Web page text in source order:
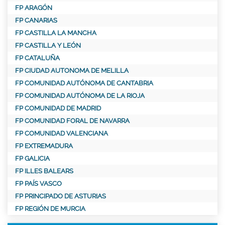
FP ARAGÓN
FP CANARIAS
FP CASTILLA LA MANCHA
FP CASTILLA Y LEÓN
FP CATALUÑA
FP CIUDAD AUTONOMA DE MELILLA
FP COMUNIDAD AUTÓNOMA DE CANTABRIA
FP COMUNIDAD AUTÓNOMA DE LA RIOJA
FP COMUNIDAD DE MADRID
FP COMUNIDAD FORAL DE NAVARRA
FP COMUNIDAD VALENCIANA
FP EXTREMADURA
FP GALICIA
FP ILLES BALEARS
FP PAÍS VASCO
FP PRINCIPADO DE ASTURIAS
FP REGIÓN DE MURCIA